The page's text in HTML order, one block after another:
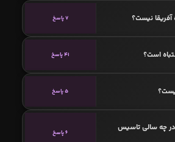
آفریقا نیست؟ 7 پاسخ
است؟ 41 پاسخ
5 پاسخ
در چه سالی تاسیس
6 پاسخ